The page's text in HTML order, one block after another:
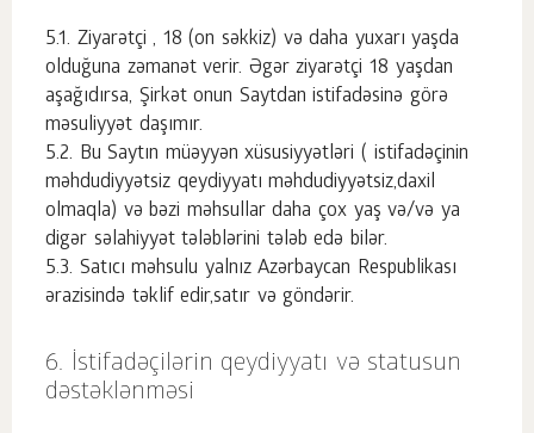
Ziyarətçi , 18 (on səkkiz) və daha yuxarı yaşda
olduğuna zəmanət verir. Əgər ziyarətçi 18 yaşdan
aşağıdırsa, Şirkət onun Saytdan istifadəsinə görə
məsuliyyət daşımır.
Bu Saytın müəyyən xüsusiyyətləri ( istifadəçinin
məhdudiyyətsiz qeydiyyatı məhdudiyyətsiz,daxil
olmaqla) və bəzi məhsullar daha çox yaş və/və ya
digər səlahiyyət tələblərini tələb edə bilər.
Satıcı məhsulu yalnız Azərbaycan Respublikası
ərazisində təklif edir,satır və göndərir.
İstifadəçilərin qeydiyyatı və statusun
dəstəklənməsi